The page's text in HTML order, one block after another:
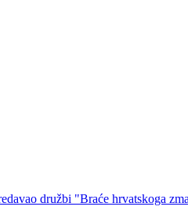
družbi "Braće hrvatskoga